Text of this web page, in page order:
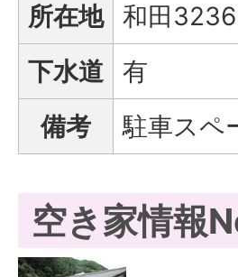
所在地
和田
下水道
有
備考
駐車スペ
空き家情報